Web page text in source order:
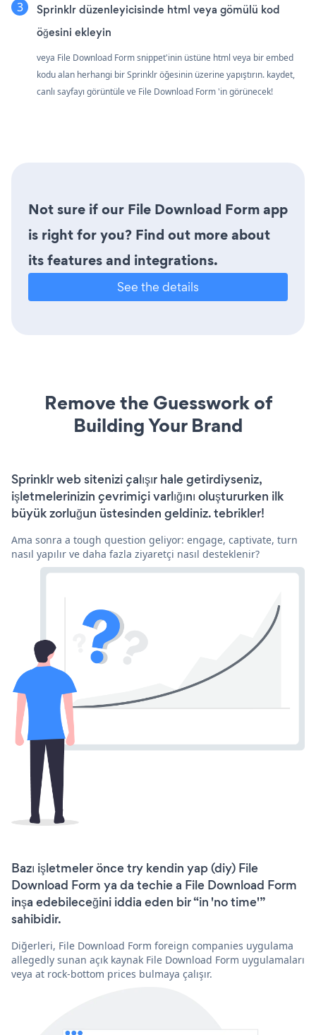
Sprinklr düzenleyicisinde html veya gömülü kod
öğesini ekleyin
veya File Download Form snippet'inin üstüne html veya bir embed
kodu alan herhangi bir Sprinklr öğesinin üzerine yapıştırın. kaydet,
canlı sayfayı görüntüle ve File Download Form 'in görünecek!
Not sure if our File Download Form app
is right for you? Find out more about
its features and integrations.
See the details
Remove the Guesswork of
Building Your Brand
Sprinklr web sitenizi çalışır hale getirdiyseniz,
işletmelerinizin çevrimiçi varlığını oluştururken ilk
büyük zorluğun üstesinden geldiniz. tebrikler!
Ama sonra a tough question geliyor: engage, captivate, turn
nasıl yapılır ve daha fazla ziyaretçi nasıl desteklenir?
Bazı işletmeler önce try kendin yap (diy) File
Download Form ya da techie a File Download Form
inşa edebileceğini iddia eden bir “in 'no time'”
sahibidir.
Diğerleri, File Download Form foreign companies uygulama
allegedly sunan açık kaynak File Download Form uygulamaları
veya at rock-bottom prices bulmaya çalışır.